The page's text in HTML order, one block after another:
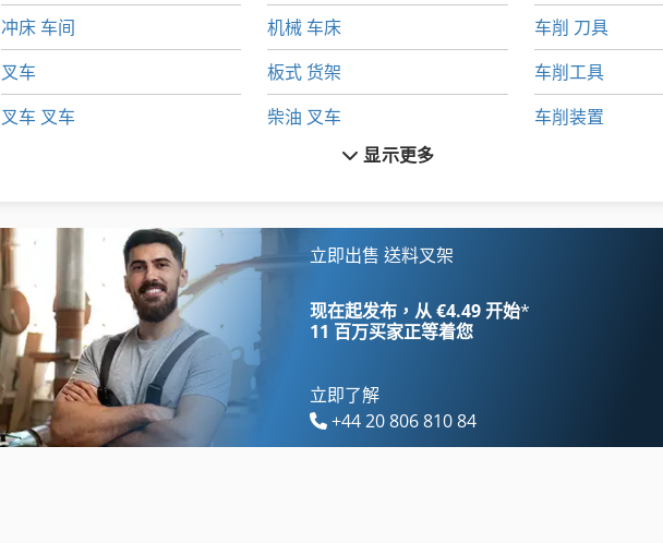
冲床 车间
叉车
叉车 叉车
工具 车
托盘货架
机械 车床
板式 货架
柴油 叉车
甲板 Abrollcontainer
电动叉车
车削 刀具
车削工具
车削装置
显示更多
立即出售 送料叉架
现在起发布，从 €4.49 开始*
11 百万买家正等着您
立即了解
+44 20 806 810 84